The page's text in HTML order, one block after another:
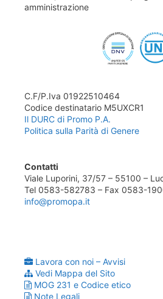
amministrazione
C.F/P.Iva 01922510464
Codice destinatario M5UXCR1
Il DURC di Promo P.A.
Politica sulla Parità di Genere
Contatti
Viale Luporini, 37/57 – 55100 –
Tel 0583-582783 – Fax 0583-
info@promopa.it
Lavora con noi – Avvisi
Vedi Mappa del Sito
MOG 231 e Codice etico
Note Legali